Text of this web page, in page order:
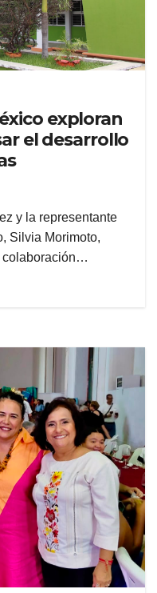
exploran
el desarrollo
y la representante
Silvia Morimoto,
colaboración…